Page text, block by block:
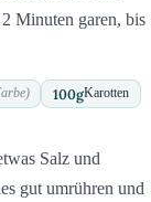
Minuten garen, bis
100gKarotten
Salz und
gut umrühren und